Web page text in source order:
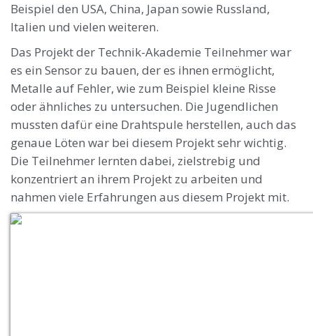
Beispiel den USA, China, Japan sowie Russland,
Italien und vielen weiteren.
Das Projekt der Technik-Akademie Teilnehmer war
es ein Sensor zu bauen, der es ihnen ermöglicht,
Metalle auf Fehler, wie zum Beispiel kleine Risse
oder ähnliches zu untersuchen. Die Jugendlichen
mussten dafür eine Drahtspule herstellen, auch das
genaue Löten war bei diesem Projekt sehr wichtig.
Die Teilnehmer lernten dabei, zielstrebig und
konzentriert an ihrem Projekt zu arbeiten und
nahmen viele Erfahrungen aus diesem Projekt mit.